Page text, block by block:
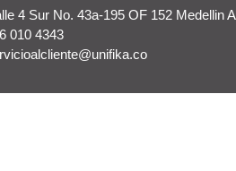
4 Sur No. 43a-195 OF 152 Medellin
010 4343